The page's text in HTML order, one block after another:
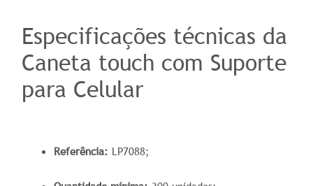
Especificações técnicas da
Caneta touch com Suporte
para Celular
Referência: LP7088;